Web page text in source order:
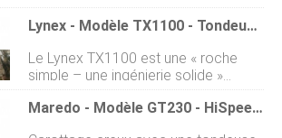
décharge inclinée pour une
distribution uniforme du matériau
tondeuse. Cela permet moins
dagglutination et dandainage que les
tondeuses similaires qui utilisent des
garde-chaîne ou des déflecteurs en
caoutchouc. En outre, les
Lynex - Modèle TX1100 - Tondeuse De Pente
Le Lynex TX1100 est une « roche
simple – une ingénierie solide »
Télécommandée et avec une portée
allant jusquà 800 mètres, lopérateurMaredo - Modèle GT230 - HiSpeed-Corer Pour Accessoires De Tondeuse Verte